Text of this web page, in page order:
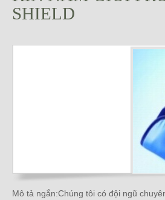
SHIELD
Mô tả ngắn:Chúng tôi có đội ngũ